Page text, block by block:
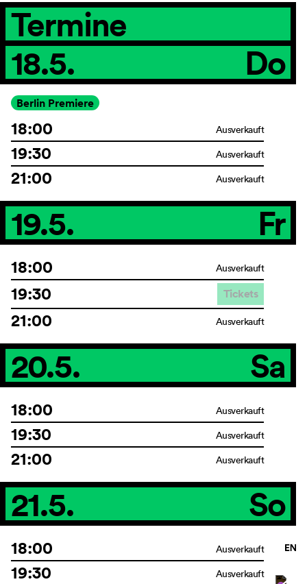
Datenschutz
Barrierefreiheitserklärung
Termine
18.5.
Do
Berlin Premiere
18:00 Ausverkauft
19:30 Ausverkauft
21:00 Ausverkauft
19.5. Fr
18:00 Ausverkauft
19:30 Tickets
21:00 Ausverkauft
20.5. Sa
18:00 Ausverkauft
19:30 Ausverkauft
21:00 Ausverkauft
21.5. So
18:00 Ausverkauft
19:30 Ausverkauft